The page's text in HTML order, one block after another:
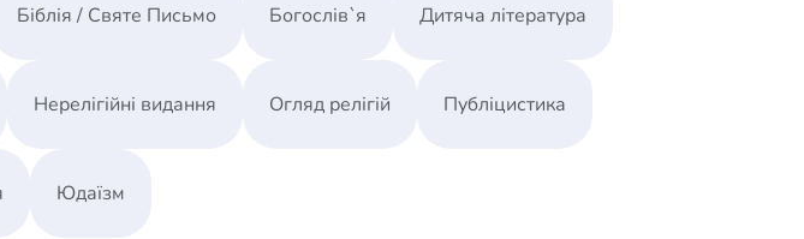
Біблія / Святе Письмо Богослів`я Дитяча література
Нерелігійні видання Огляд релігій Публіцистика
Юдаїзм